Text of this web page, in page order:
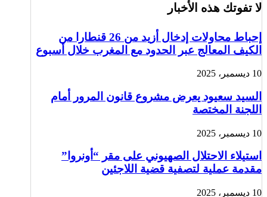
لا تفوتك هذه الأخبار
إحباط محاولات إدخال أزيد من 26 قنطارا من
الكيف المعالج عبر الحدود مع المغرب خلال أسبوع
10 ديسمبر، 2025
السيد سعيود يعرض مشروع قانون المرور أمام
اللجنة المختصة
10 ديسمبر، 2025
استيلاء الاحتلال الصهيوني على مقر “أونروا”
مقدمة عملية لتصفية قضية اللاجئين
10 ديسمبر، 2025